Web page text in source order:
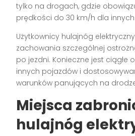
tylko na drogach, gdzie
prędkości do 30 km/h dla
Użytkownicy hulajnóg
zachowania szczególnej
po jezdni. Konieczne jest ciągłe
innych pojazdów i
warunków panujących na
Miejsca
hulajnóg